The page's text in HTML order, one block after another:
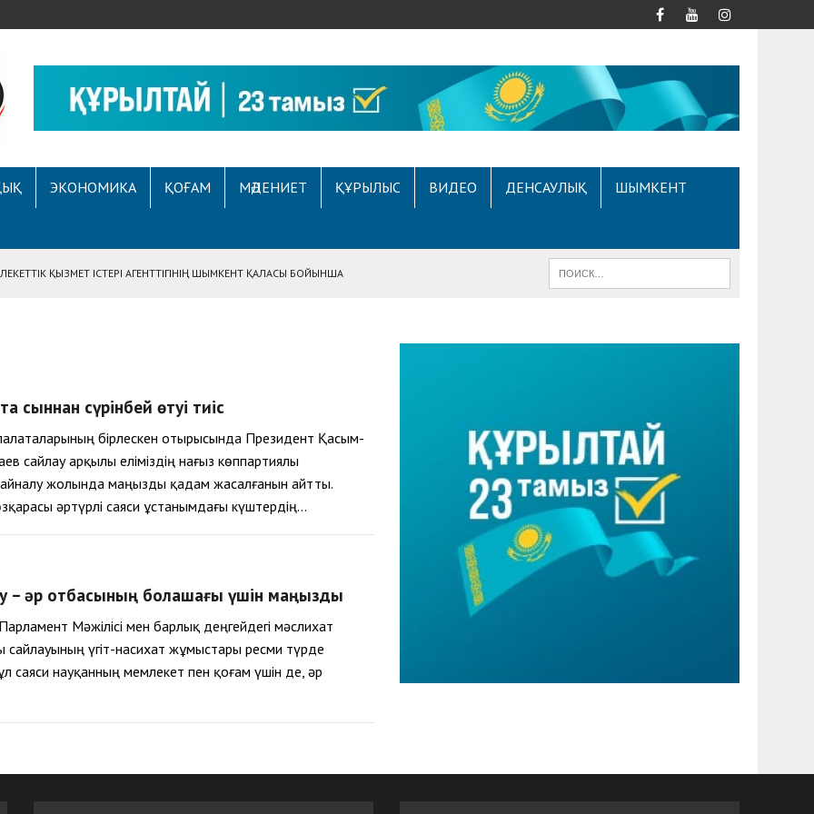
ЭКОНОМИКА ҚОҒАМ МӘДЕНИЕТ ҚҰРЫЛЫС ВИДЕО ДЕНСАУЛЫҚ ШЫМКЕНТ
ҚЫЗМЕТ ІСТЕРІ АГЕНТТІГІНІҢ ШЫМКЕНТ ҚАЛАСЫ БОЙЫНША
МЕРЕКЕЛІК ІС-ШАРА ӨТТІ
СҰХБАТ БЕРІЛДІ
сыннан сүрінбей өтуі тиіс
бірлескен отырысында Президент Қасым-
сайлау арқылы еліміздің нағыз көппартиялы
жолында маңызды қадам жасалғанын айтты.
әртүрлі саяси ұстанымдағы күштердің…
– әр отбасының болашағы үшін маңызды
Мәжілісі мен барлық деңгейдегі мәслихат
сайлауының үгіт-насихат жұмыстары ресми түрде
саяси науқанның мемлекет пен қоғам үшін де, әр